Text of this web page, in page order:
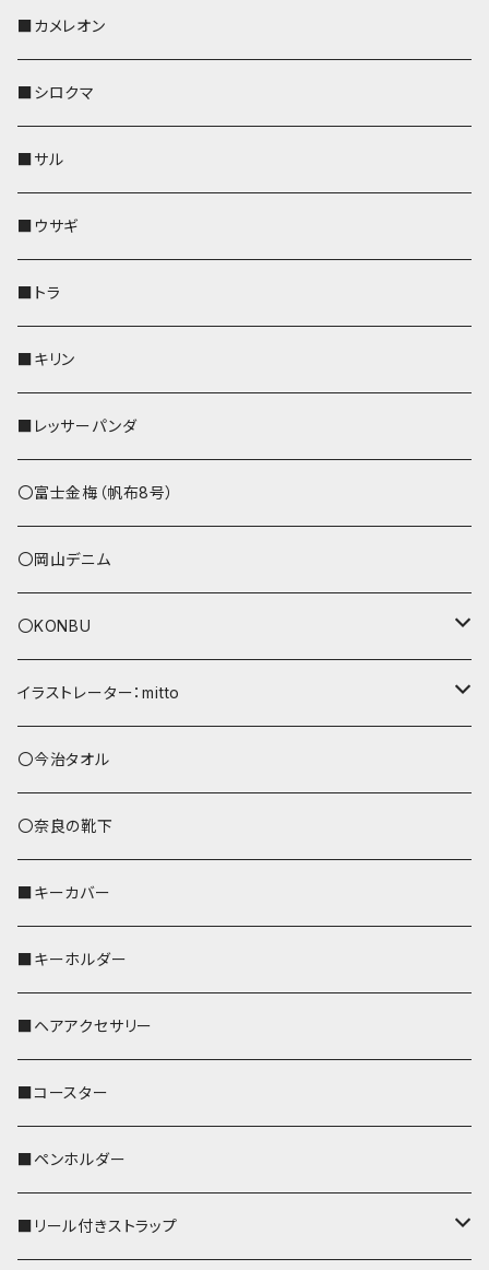
その他
靴下・ミニタオル
その他
スマホケース
財布
靴下・ミニタオル
その他
靴下・ミニタオル
財布
その他
レザートレイ
財布
靴下・ミニタオル
その他
KONBU
AppleWatchバンド
ペットボトルホルダー
ペンホルダー
靴下・ミニタオル
財布
その他
ペットボトルホルダー
AppleWatchバンド
財布
その他
キーケース
名刺入れ・カードケース
AppleWatchバンド
財布
ペンホルダー
IDカードケース
ペットボトルホルダー
その他
リール付きストラップ
リールのみ
ストラップ付
名刺入れ
AppleWatchバンド
メガネケース
財布
メガネケース
リール付きストラップ
リールのみ
ストラップ付
ペットボトルホルダー
キーケース
ペンホルダー
AppleWatchバンド
L字ファスナー財布
その他
メガネケース
名刺入れ
財布
Apple Watchバンド
■カメレオン
■シロクマ
■サル
■ウサギ
■トラ
■キリン
■レッサーパンダ
〇富士金梅（帆布8号）
〇岡山デニム
〇KONBU
ショルダーバッグ
あずまバッグ
トートバッグ（L）
バッグインバッグ
イラストレーター：mitto
シマエナガ
ハシビロコウ
オカメインコ
歌うオカメちゃん
おかめ３兄弟
セキセイインコ
文鳥
鹿
ペンギン
〇今治タオル
〇奈良の靴下
■キーカバー
■キーホルダー
■ヘアアクセサリー
■コースター
■ペンホルダー
■リール付きストラップ